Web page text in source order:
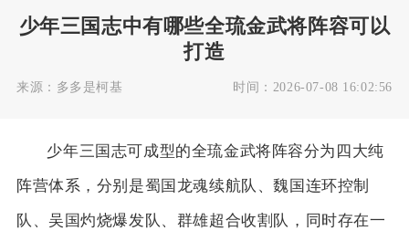
少年三国志中有哪些全琉金武将阵容可以
打造
来源： 多多是柯基 时间： 2026-07-08 16:02:56
少年三国志可成型的全琉金武将阵容分为四大纯
阵营体系，分别是蜀国龙魂续航队、魏国连环控制
队、吴国灼烧爆发队、群雄超合收割队，同时存在一